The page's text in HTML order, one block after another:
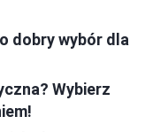
dobry wybór dla
Wybierz